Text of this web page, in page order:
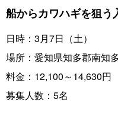
船からカワハギを狙う
日時：3月7日（土）
場所：愛知県知多郡南知
料金：12,100～14,630円
募集人数：5名